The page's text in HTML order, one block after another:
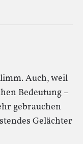
Auch, weil
Bedeutung –
gebrauchen
Gelächter